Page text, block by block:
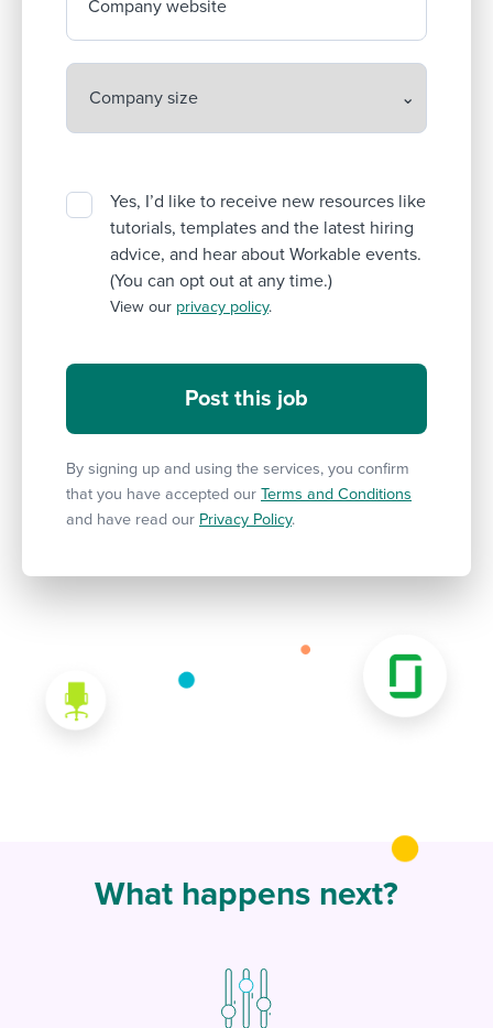
Company website
Yes, I’d like to receive new resources like
tutorials, templates and the latest hiring
advice, and hear about Workable events.
(You can opt out at any time.)
View our privacy policy.
By signing up and using the services, you confirm
that you have accepted our Terms and Conditions
and have read our Privacy Policy.
What happens next?